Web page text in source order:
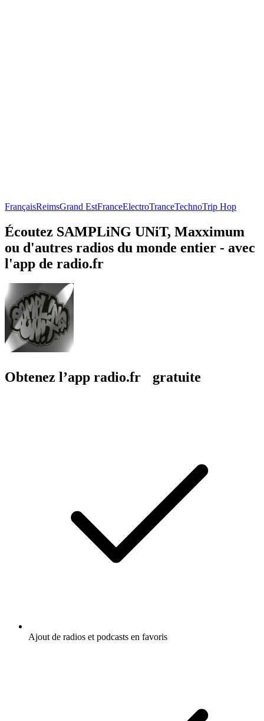
FrançaisReimsGrand EstFranceElectroTranceTechnoTrip Hop
Écoutez SAMPLiNG UNiT, Maxximum
ou d'autres radios du monde entier - avec
l'app de radio.fr
Obtenez l’app radio.fr gratuite
Ajout de radios et podcasts en favoris